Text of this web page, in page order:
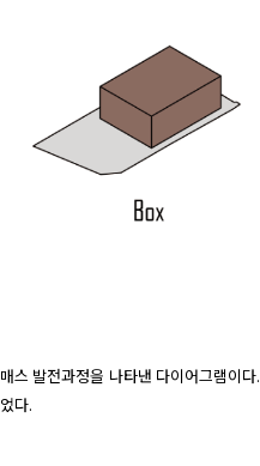
매스 발전과정을 나타낸 다이어그램이
었다.